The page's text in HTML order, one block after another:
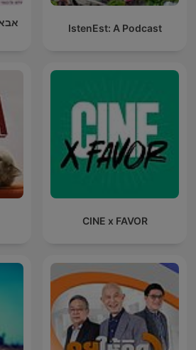
IstenEst: A Podcast
CINE x FAVOR